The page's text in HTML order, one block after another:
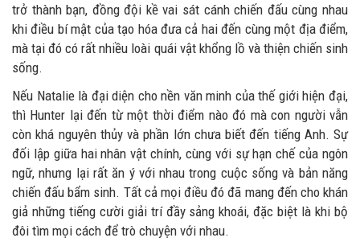
trở thành bạn, đồng đội kề vai sát cánh chiến đấu cùng nhau
khi điều bí mật của tạo hóa đưa cả hai đến cùng một địa điểm,
mà tại đó có rất nhiều loài quái vật khổng lồ và thiện chiến sinh
sống.
Nếu Natalie là đại diện cho nền văn minh của thế giới hiện đại,
thì Hunter lại đến từ một thời điểm nào đó mà con người vẫn
còn khá nguyên thủy và phần lớn chưa biết đến tiếng Anh. Sự
đối lập giữa hai nhân vật chính, cùng với sự hạn chế của ngôn
ngữ, nhưng lại rất ăn ý với nhau trong cuộc sống và bản năng
chiến đấu bẩm sinh. Tất cả mọi điều đó đã mang đến cho khán
giả những tiếng cười giải trí đầy sảng khoái, đặc biệt là khi bộ
đôi tìm mọi cách để trò chuyện với nhau.